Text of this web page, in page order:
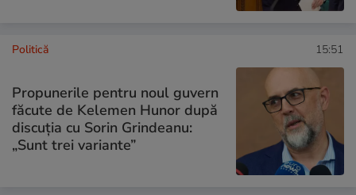
Politică 15:51
Propunerile pentru noul guvern
făcute de Kelemen Hunor după
discuția cu Sorin Grindeanu:
„Sunt trei variante”